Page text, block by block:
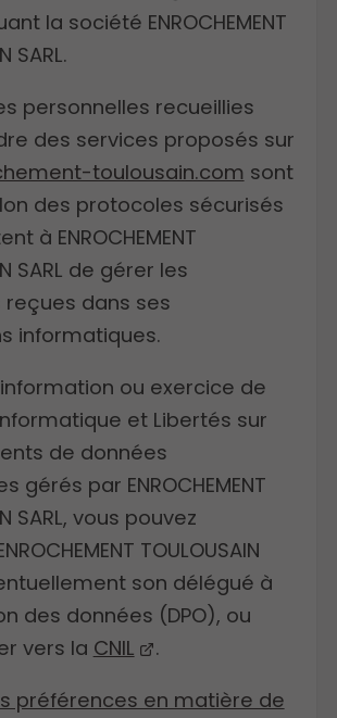
la société ENROCHEMENT
SARL.
personnelles recueillies
des services proposés sur
toulousain.com sont
des protocoles sécurisés
à ENROCHEMENT
SARL de gérer les
dans ses
informatiques.
ou exercice de
et Libertés sur
de données
gérés par ENROCHEMENT
SARL, vous pouvez
TOULOUSAIN
son délégué à
des données (DPO), ou
vers la CNIL
.
préférences en matière de